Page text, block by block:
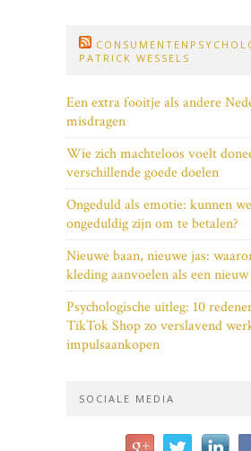
PATRICK WESSELS
Een extra fooitje als andere
misdragen
Wie zich machteloos voelt
verschillende goede doelen
Ongeduld als emotie: kunnen
ongeduldig zijn om te betalen?
Nieuwe baan, nieuwe jas:
kleding aanvoelen als een nieuw
Psychologische uitleg: 10
TikTok Shop zo verslavend
impulsaankopen
SOCIALE MEDIA